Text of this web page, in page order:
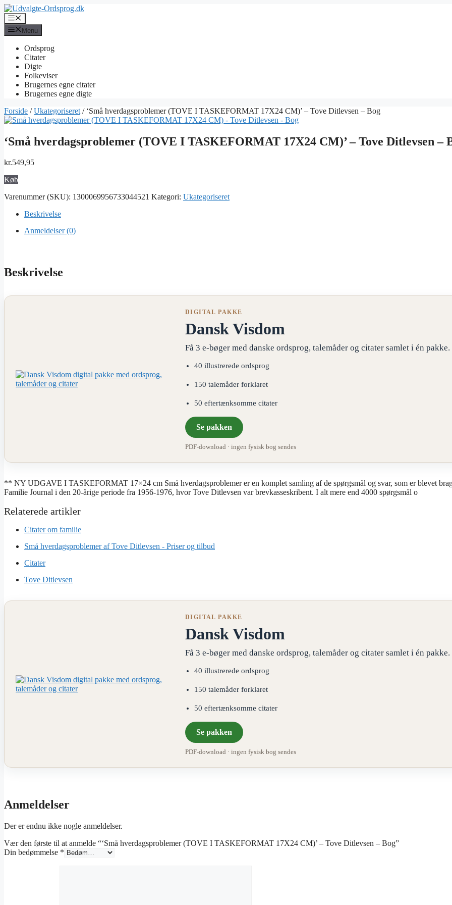
Hop
til
indhold
Menu
Menu
Ordsprog
Citater
Digte
Folkeviser
Brugernes egne citater
Brugernes egne digte
Forside /Ukategoriseret / ‘Små hverdagsproblemer (TOVE I TASKEFORMAT 17X24 CM)’ – Tove Ditlevsen – Bog
‘Små hverdagsproblemer (TOVE I TASKEFORMAT 17X24 CM)’ – Tove Ditlevsen –
kr.549,95
Køb
Varenummer (SKU): 1300069956733044521 Kategori: Ukategoriseret
Beskrivelse
Anmeldelser (0)
Beskrivelse
DIGITAL PAKKE
Dansk Visdom
Få 3 e-bøger med danske ordsprog, talemåder og citater samlet i én pakke.
40 illustrerede ordsprog
150 talemåder forklaret
50 eftertænksomme citater
Se pakken
PDF-download · ingen fysisk bog sendes
** NY UDGAVE I TASKEFORMAT 17×24 cm Små hverdagsproblemer er en komplet samling af de spørgsmål og svar, som er blevet
Familie Journal i den 20-årige periode fra 1956-1976, hvor Tove Ditlevsen var brevkasseskribent. I alt mere end 4000 spørgsmål o
Citater om familie
Små hverdagsproblemer af Tove Ditlevsen - Priser og tilbud
Citater
Tove Ditlevsen
DIGITAL PAKKE
Dansk Visdom
Få 3 e-bøger med danske ordsprog, talemåder og citater samlet i én pakke.
40 illustrerede ordsprog
150 talemåder forklaret
50 eftertænksomme citater
Se pakken
PDF-download · ingen fysisk bog sendes
Anmeldelser
Der er endnu ikke nogle anmeldelser.
Vær den første til at anmelde “‘Små hverdagsproblemer (TOVE I TASKEFORMAT 17X24 CM)’ – Tove Ditlevsen – Bog”
Din bedømmelse *